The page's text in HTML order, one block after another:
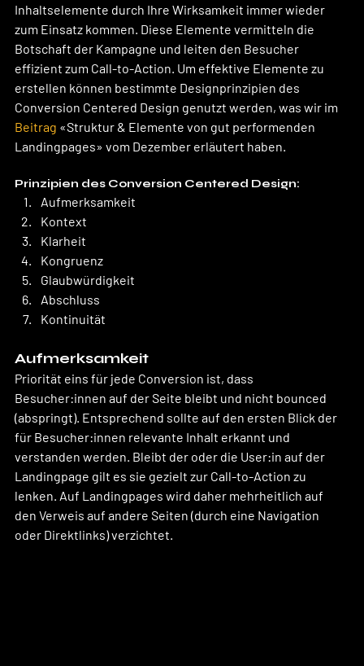
Inhaltselemente durch Ihre Wirksamkeit immer wieder
zum Einsatz kommen. Diese Elemente vermitteln die
Botschaft der Kampagne und leiten den Besucher
effizient zum Call-to-Action. Um effektive Elemente zu
erstellen können bestimmte Designprinzipien des
Conversion Centered Design genutzt werden, was wir im
Beitrag «Struktur & Elemente von gut performenden
Landingpages» vom Dezember erläutert haben.
Prinzipien des Conversion Centered Design:
Aufmerksamkeit
Kontext
Klarheit
Kongruenz
Glaubwürdigkeit
Abschluss
Kontinuität
Aufmerksamkeit
Priorität eins für jede Conversion ist, dass
Besucher:innen auf der Seite bleibt und nicht bounced
(abspringt). Entsprechend sollte auf den ersten Blick der
für Besucher:innen relevante Inhalt erkannt und
verstanden werden. Bleibt der oder die User:in auf der
Landingpage gilt es sie gezielt zur Call-to-Action zu
lenken. Auf Landingpages wird daher mehrheitlich auf
den Verweis auf andere Seiten (durch eine Navigation
oder Direktlinks) verzichtet.